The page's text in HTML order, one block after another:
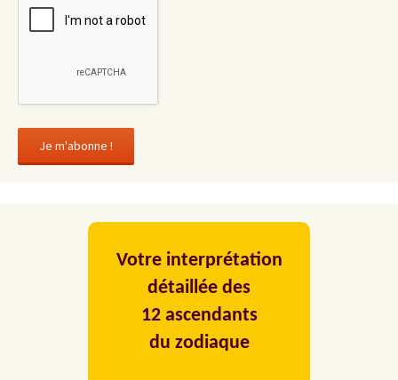
Votre interprétation
détaillée des
12 ascendants
du zodiaque